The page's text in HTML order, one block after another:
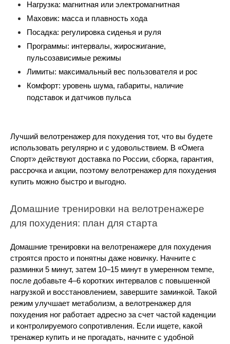
Нагрузка: магнитная или электромагнитная
Маховик: масса и плавность хода
Посадка: регулировка сиденья и руля
Программы: интервалы, жиросжигание,
пульсозависимые режимы
Лимиты: максимальный вес пользователя и рос
Комфорт: уровень шума, габариты, наличие
подставок и датчиков пульса
Лучший велотренажер для похудения тот, что вы будете
использовать регулярно и с удовольствием. В «Омега
Спорт» действуют доставка по России, сборка, гарантия,
рассрочка и акции, поэтому велотренажер для похудения
купить можно быстро и выгодно.
Домашние тренировки на велотренажере
для похудения: план для старта
Домашние тренировки на велотренажере для похудения
строятся просто и понятны даже новичку. Начните с
разминки 5 минут, затем 10–15 минут в умеренном темпе,
после добавьте 4–6 коротких интервалов с повышенной
нагрузкой и восстановлением, завершите заминкой. Такой
режим улучшает метаболизм, а велотренажер для
похудения ног работает адресно за счет частой каденции
и контролируемого сопротивления. Если ищете, какой
тренажер купить и не прогадать, начните с удобной